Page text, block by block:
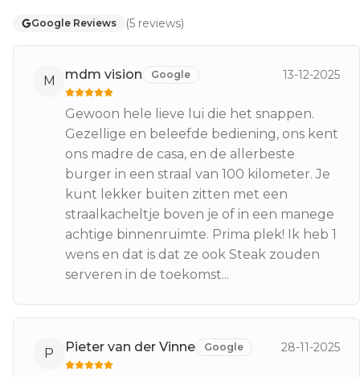
Google Reviews (5 reviews)
M mdm vision Google 13-12-2025
Gewoon hele lieve lui die het snappen.
Gezellige en beleefde bediening, ons kent
ons madre de casa, en de allerbeste
burger in een straal van 100 kilometer. Je
kunt lekker buiten zitten met een
straalkacheltje boven je of in een manege
achtige binnenruimte. Prima plek! Ik heb 1
wens en dat is dat ze ook Steak zouden
serveren in de toekomst...
P Pieter van der Vinne Google 28-11-2025